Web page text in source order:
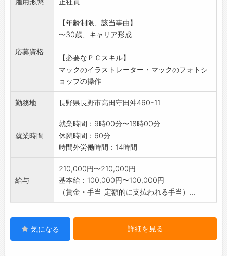
*Uターン就職希望者歓迎!!
【業務内容変更:なし】
応募資格
【年齢制限、該当事由】
〜30歳、キャリア形成
【必要なＰＣスキル】
マックのイラストレーター・マックのフォトシ
ョップの操作
勤務地 長野県長野市高田守田沖460-11
就業時間
就業時間：9時00分〜18時00分
休憩時間：60分
時間外労働時間：14時間
給与
210,000円〜210,000円
基本給：100,000円〜100,000円
（賃金・手当_定額的に支払われる手当）...
気になる 詳細を見る